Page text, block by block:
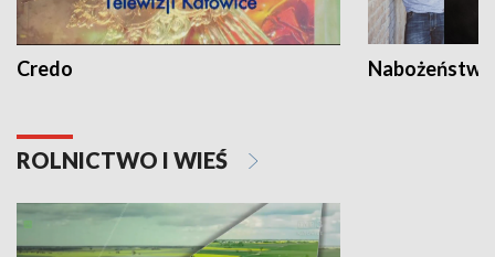
Credo
ROLNICTWO I WIEŚ